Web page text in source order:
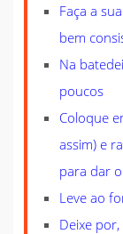
Faça a
bem
Na
poucos
Coloque
assim) e
para dar
Leve ao
Deixe